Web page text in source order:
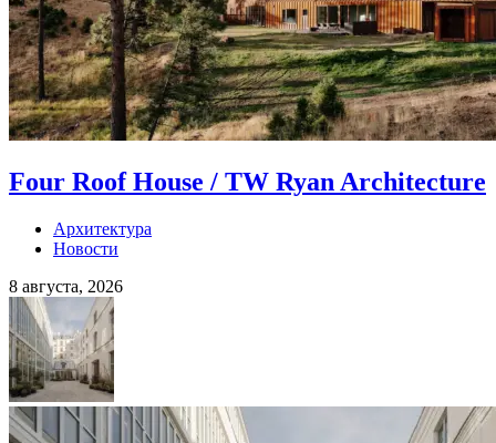
Four Roof House / TW Ryan Architecture
Архитектура
Новости
8 августа, 2026